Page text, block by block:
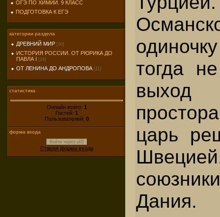
ОГЭ ПО ХИМИИ. 9 КЛАСС
ПОДГОТОВКА К ЕГЭ
категории раздела
ДРЕВНИЙ МИР [30]
ИСТОРИЯ РОССИИ. ОТ РЮРИКА ДО
ПАВЛА I [24]
ОТ ЛЕНИНА ДО АНДРОПОВА [11]
статистика
Онлайн всего: 1
Гостей: 1
Пользователей: 0
форма входа
Войти через uID
Старая форма входа
тогда
царь
Дания.